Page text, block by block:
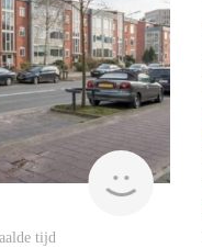
rent
tijd